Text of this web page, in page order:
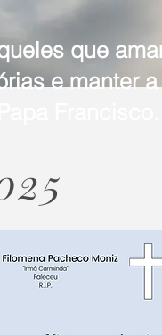
que
e manter